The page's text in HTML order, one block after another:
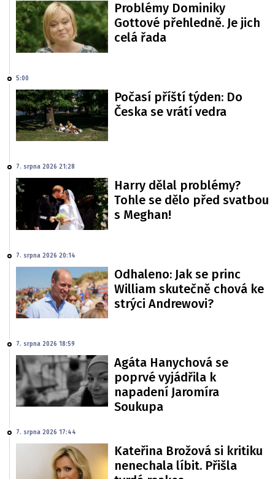
Problémy Dominiky
Gottové přehledně. Je jich
celá řada
5:00
Počasí příští týden: Do
Česka se vrátí vedra
7. srpna 2026 21:28
Harry dělal problémy?
Tohle se dělo před svatbou
s Meghan!
7. srpna 2026 20:14
Odhaleno: Jak se princ
William skutečně chová ke
strýci Andrewovi?
7. srpna 2026 18:59
Agáta Hanychová se
poprvé vyjádřila k
napadení Jaromíra
Soukupa
7. srpna 2026 17:44
Kateřina Brožová si kritiku
nenechala líbit. Přišla